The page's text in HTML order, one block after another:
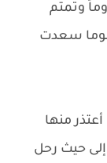
وتمتم
سعدت
منها
حيث رحل